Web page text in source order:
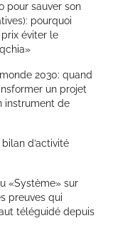
pour sauver son
pourquoi
éviter le
2030: quand
un projet
instrument de
d’activité
«Système» sur
preuves qui
téléguidé depuis